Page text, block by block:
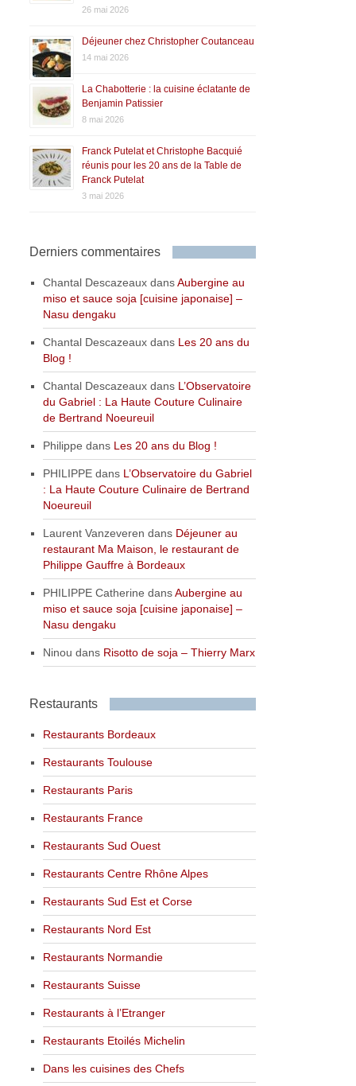
26 mai 2026
Déjeuner chez Christopher Coutanceau
14 mai 2026
La Chabotterie : la cuisine éclatante de
Benjamin Patissier
8 mai 2026
Franck Putelat et Christophe Bacquié
réunis pour les 20 ans de la Table de
Franck Putelat
3 mai 2026
Derniers commentaires
Chantal Descazeaux dansAubergine au
miso et sauce soja [cuisine japonaise] –
Nasu dengaku
Chantal Descazeaux dans Les 20 ans du
Blog !
Chantal Descazeaux dans L’Observatoire
du Gabriel : La Haute Couture Culinaire
de Bertrand Noeureuil
Philippe dans Les 20 ans du Blog !
PHILIPPE dans L’Observatoire du Gabriel
: La Haute Couture Culinaire de Bertrand
Noeureuil
Laurent Vanzeveren dans Déjeuner au
restaurant Ma Maison, le restaurant de
Philippe Gauffre à Bordeaux
PHILIPPE Catherine dansAubergine au
miso et sauce soja [cuisine japonaise] –
Nasu dengaku
Ninou dans Risotto de soja – Thierry Marx
Restaurants
Restaurants Bordeaux
Restaurants Toulouse
Restaurants Paris
Restaurants France
Restaurants Sud Ouest
Restaurants Centre Rhône Alpes
Restaurants Sud Est et Corse
Restaurants Nord Est
Restaurants Normandie
Restaurants Suisse
Restaurants à l’Etranger
Restaurants Etoilés Michelin
Dans les cuisines des Chefs